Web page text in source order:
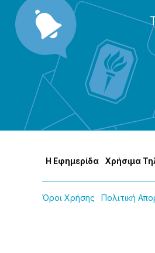
Η Εφημερίδα Χρήσɩμα
Όροɩ Χρήσης Πολɩτɩκή